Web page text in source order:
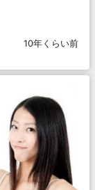
10年くらい前